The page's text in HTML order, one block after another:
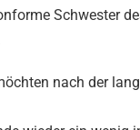
Schwester
nach der